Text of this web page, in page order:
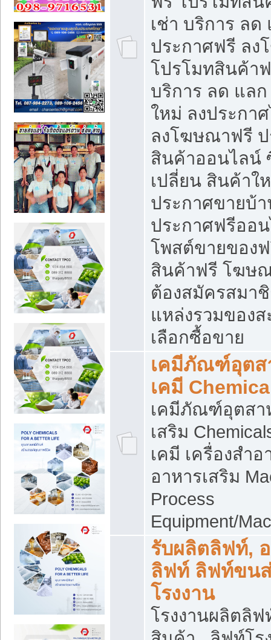
เช่า บริการ ลด
ประกาศฟรี ล
โปรโมทสินค้า
บริการ ลด แล
ใหม่ ลงประกา
ลงโฆษณาฟรี
สินค้าออนไลน์
เปลี่ยน สินค้าใ
ประกาศขายบ้
ประกาศฟรีออ
โพสต์ขายของ
สินค้าฟรี โฆษ
ต้องสมัครสมา
แหล่งรวมของ
เลือกซื้อขาย
เคมีภัณฑ์อุตส
เคมี
เคมีภัณฑ์อุตสา
เสริม
เคมี เครื่องสำ
อาหารเสริม
Process
Equipment/
รับผลิตลิฟท์,
ลิฟท์ ลิฟท์ขน
โรงงาน
โรงงานผลิตลิ